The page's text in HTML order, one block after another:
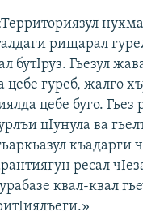
рищарал
бутIруз. Гьезул
гуреб, жалго
цебе буго. Гьез
цIунула ва
къадарги
ресал
квал-квал